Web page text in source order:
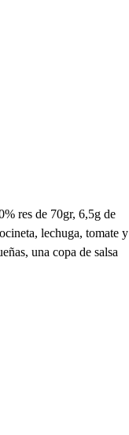
res de 70gr, 6,5g de
lechuga, tomate y
una copa de salsa